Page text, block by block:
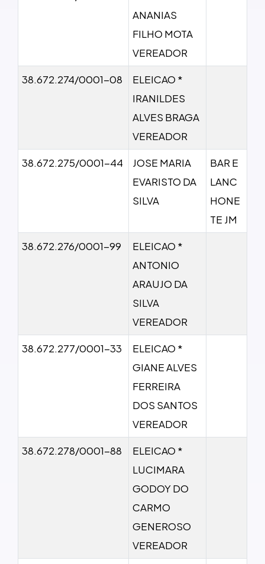
ANANIAS
FILHO MOTA
VEREADOR
38.672.274/0001-08
ELEICAO *
IRANILDES
ALVES BRAGA
VEREADOR
38.672.275/0001-44
JOSE MARIA
EVARISTO DA
SILVA
BAR E
LANC
HONE
TE JM
38.672.276/0001-99
ELEICAO *
ANTONIO
ARAUJO DA
SILVA
VEREADOR
38.672.277/0001-33
ELEICAO *
GIANE ALVES
FERREIRA
DOS SANTOS
VEREADOR
38.672.278/0001-88
ELEICAO *
LUCIMARA
GODOY DO
CARMO
GENEROSO
VEREADOR